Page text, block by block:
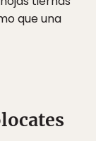
que una